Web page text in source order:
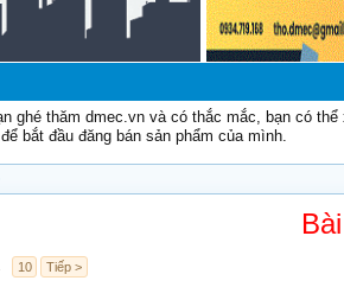
ghé thăm dmec.vn và có thắc mắc, bạn có
để bắt đầu đăng bán sản phẩm của mình.
10 Tiếp >